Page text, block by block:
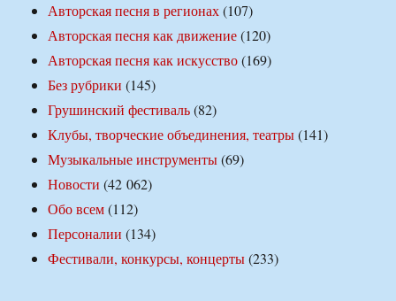
Авторская песня в регионах(107)
Авторская песня как движение(120)
Авторская песня как искусство(169)
Без рубрики (145)
Грушинский фестиваль(82)
Клубы, творческие объединения, театры(141)
Музыкальные инструменты(69)
Новости (42 062)
Обо всем(112)
Персоналии (134)
Фестивали, конкурсы, концерты(233)